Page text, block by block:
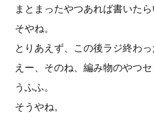
まとまったやつあれば書いたら
そやね。
とりあえず、この後ラジ終わっ
えー、そのね、編み物のやつセ
うふふ。
そうやね。